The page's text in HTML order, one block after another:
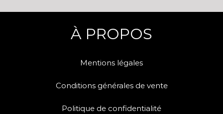
À PROPOS
Mentions légales
Conditions générales de vente
Politique de confidentialité